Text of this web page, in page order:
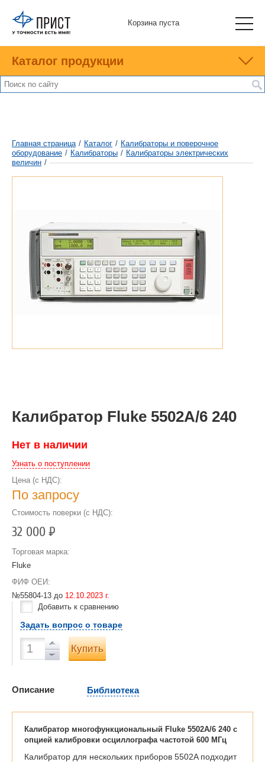
Корзина пуста
Каталог продукции
Главная страница / Каталог / Калибраторы и поверочное
оборудование / Калибраторы / Калибраторы электрических
величин /
Калибратор Fluke 5502A/6 240
Нет в наличии
Узнать о поступлении
Цена (с НДС):
По запросу
Стоимость поверки (с НДС):
32 000Р
Торговая марка:
Fluke
ФИФ ОЕИ:
№55804-13 до 12.10.2023 г.
Добавить к сравнению
Задать вопрос о товаре
Купить
Описание Библиотека
Калибратор многофункциональный Fluke 5502A/6 240 с
опцией калибровки осциллографа частотой 600 МГц
Калибратор для нескольких приборов 5502A подходит